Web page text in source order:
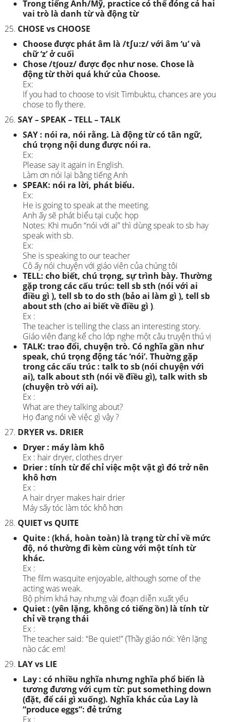
Trong tiếng Anh/Mỹ, practice có thể đóng cả hai
vai trò là danh từ và động từ
CHOSE vs CHOOSE
Choose được phát âm là /t∫u:z/ với âm ‘u’ và
chữ ‘z’ ở cuối
Chose /tʃouz/ được đọc như nose. Chose là
động từ thời quá khứ của Choose.
Ex:
If you had to choose to visit Timbuktu, chances are you
chose to fly there.
SAY – SPEAK – TELL – TALK
SAY : nói ra, nói rằng. Là động từ có tân ngữ,
chú trọng nội dung được nói ra.
Ex:
Please say it again in English.
Làm ơn nói lại bằng tiếng Anh
SPEAK: nói ra lời, phát biểu.
Ex:
He is going to speak at the meeting.
Anh ấy sẽ phát biểu tại cuộc họp
Notes: Khi muốn “nói với ai” thì dùng speak to sb hay
speak with sb.
Ex:
She is speaking to our teacher
Cô ấy nói chuyện với giáo viên của chúng tôi
TELL: cho biết, chú trọng, sự trình bày. Thường
gặp trong các cấu trúc: tell sb sth (nói với ai
điều gì ), tell sb to do sth (bảo ai làm gì ), tell sb
about sth (cho ai biết về điều gì ).
Ex :
The teacher is telling the class an interesting story.
Giáo viên đang kể cho lớp nghe một câu truyện thú vị
TALK: trao đổi, chuyện trò. Có nghĩa gần như
speak, chú trọng động tác ‘nói’. Thuờng gặp
trong các cấu trúc : talk to sb (nói chuyện với
ai), talk about sth (nói về điều gì), talk with sb
(chuyện trò với ai).
Ex :
What are they talking about?
Họ đang nói về việc gì vậy ?
DRYER vs. DRIER
Dryer : máy làm khô
Ex : hair dryer, clothes dryer
Drier : tính từ để chỉ việc một vật gì đó trở nên
khô hơn
Ex :
A hair dryer makes hair drier
Máy sấy tóc làm tóc khô hơn
QUIET vs QUITE
Quite : (khá, hoàn toàn) là trạng từ chỉ về mức
độ, nó thường đi kèm cùng với một tính từ
khác.
Ex :
The film wasquite enjoyable, although some of the
acting was weak.
Bộ phim khá hay nhưng vài đoạn diễn xuất yếu
Quiet : (yên lặng, không có tiếng ồn) là tính từ
chỉ về trạng thái
Ex :
The teacher said: “Be quiet!” (Thầy giáo nói: Yên lặng
nào các em!
LAY vs LIE
Lay : có nhiều nghĩa nhưng nghĩa phổ biến là
tương đương với cụm từ: put something down
(đặt, để cái gì xuống). Nghĩa khác của Lay là
“produce eggs”: đẻ trứng
Ex :